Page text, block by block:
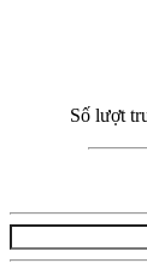
Số lượt